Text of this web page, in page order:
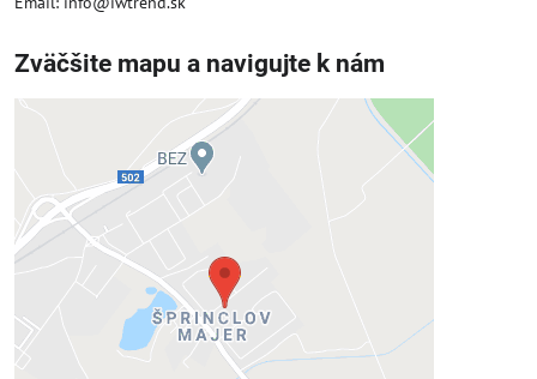
Zväčšite mapu a navigujte k nám
Externý obsah je blokovaný
Prajete si načítať externý obsah?
Povoliť tentokrát